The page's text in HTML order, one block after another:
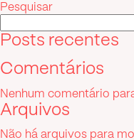
Post
Pesquisar
Posts recentes
Comentários
Nenhum comentário
Arquivos
Não há arquivos para